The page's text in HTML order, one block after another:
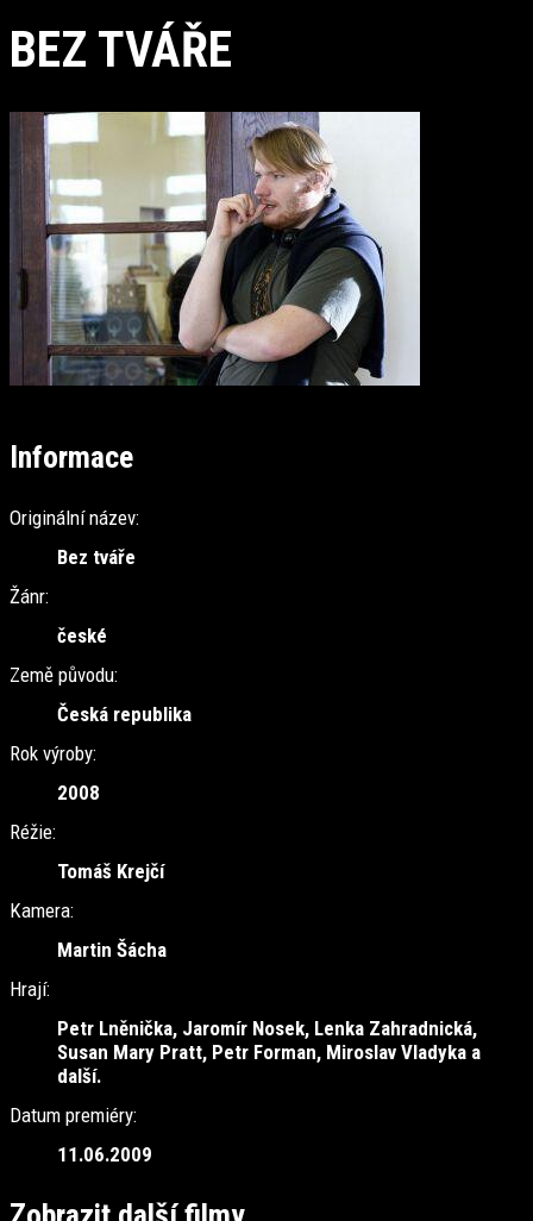
BEZ TVÁŘE
Informace
Originální název:
Bez tváře
Žánr:
české
Země původu:
Česká republika
Rok výroby:
2008
Réžie:
Tomáš Krejčí
Kamera:
Martin Šácha
Hrají:
Petr Lněnička, Jaromír Nosek, Lenka Zahradnická,
Susan Mary Pratt, Petr Forman, Miroslav Vladyka a
další.
Datum premiéry:
11.06.2009